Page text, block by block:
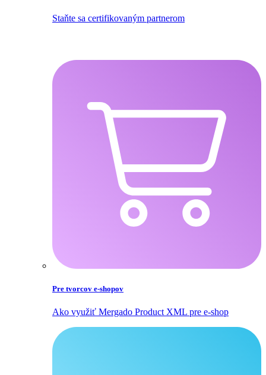
Staňte sa certifikovaným partnerom
Pre tvorcov e‑shopov
Ako využiť Mergado Product XML pre e‑shop